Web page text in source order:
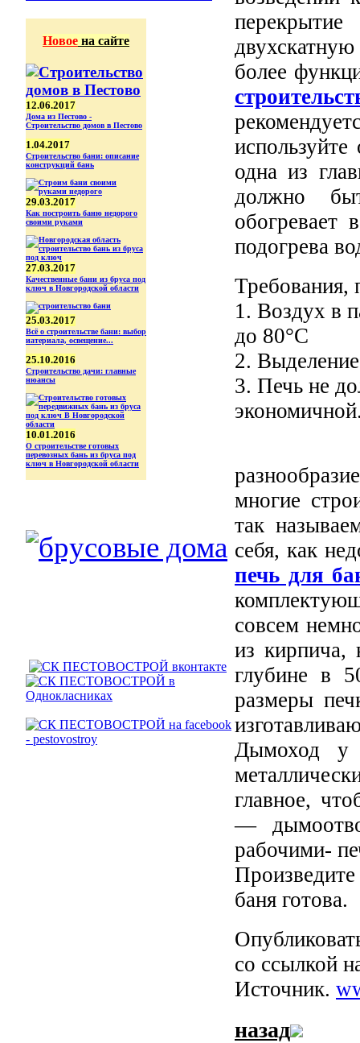
Новое на сайте
12.06.2017
Дома из Пестово -
Строительство домов в Пестово
1.04.2017
Строительство бани: описание
конструкций бань
29.03.2017
Как построить баню недорого
своими руками
27.03.2017
Качественные бани из бруса под
ключ в Новгородской области
25.03.2017
Всё о строительстве бани: выбор
иатериала, освещение...
25.10.2016
Строительство дачи: главные
нюансы
10.01.2016
О строительстве готовых
перевозных бань из бруса под
ключ в Новгородской области
более
одна из
должно
обогревает
подогрева
Требования,
1. Воздух в
до 80°С
2.
3. Печь не
многие
так
себя, как
печь для
совсем
из кирпича,
глубине в
размеры
Дымоход у
главное,
—
рабочими-
баня готова.
со ссылкой
Источник.
назад